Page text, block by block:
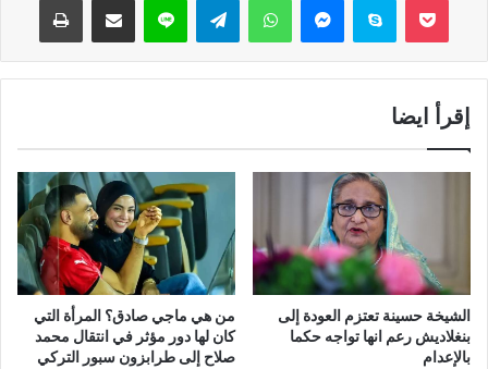
إقرأ ايضا
الشيخة حسينة تعتزم العودة إلى
بنغلاديش رعم انها تواجه حكما
بالإعدام
من هي ماجي صادق؟ المرأة التي
كان لها دور مؤثر في انتقال محمد
صلاح إلى طرابزون سبور التركي